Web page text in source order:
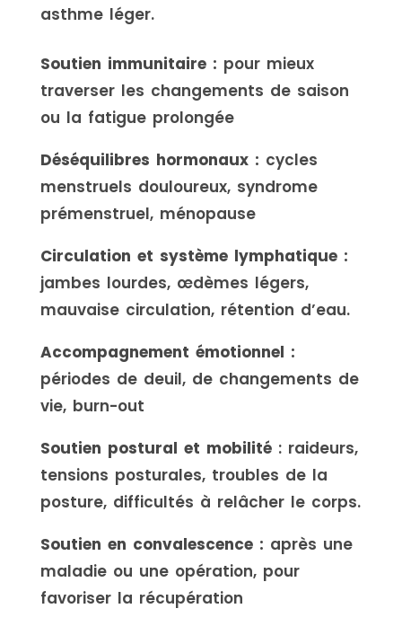
asthme léger.
Soutien immunitaire : pour mieux
traverser les changements de saison
ou la fatigue prolongée
Déséquilibres hormonaux : cycles
menstruels douloureux, syndrome
prémenstruel, ménopause
Circulation et système lymphatique :
jambes lourdes, œdèmes légers,
mauvaise circulation, rétention d’eau.
Accompagnement émotionnel :
périodes de deuil, de changements de
vie, burn-out
Soutien postural et mobilité: raideurs,
tensions posturales, troubles de la
posture, difficultés à relâcher le corps.
Soutien en convalescence : après une
maladie ou une opération, pour
favoriser la récupération